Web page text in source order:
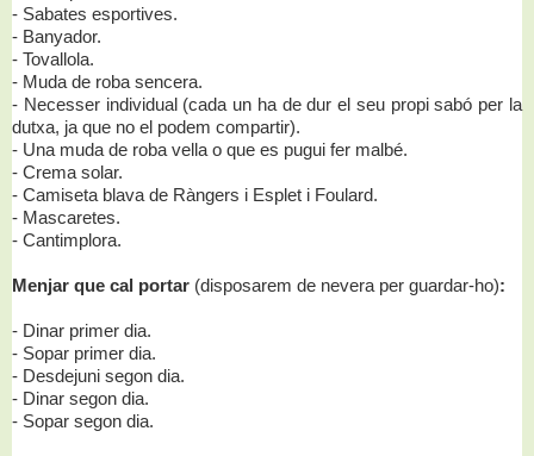
- Sabates esportives.
- Banyador.
- Tovallola.
- Muda de roba sencera.
- Necesser individual (cada un ha de dur el seu propi sabó per la
dutxa, ja que no el podem compartir).
- Una muda de roba vella o que es pugui fer malbé.
- Crema solar.
- Camiseta blava de Ràngers i Esplet i Foulard.
- Mascaretes.
- Cantimplora.
Menjar que cal portar (disposarem de nevera per guardar-ho):
- Dinar primer dia.
- Sopar primer dia.
- Desdejuni segon dia.
- Dinar segon dia.
- Sopar segon dia.